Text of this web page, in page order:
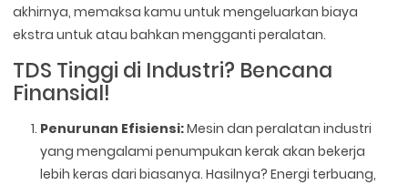
akhirnya, memaksa kamu untuk mengeluarkan biaya
ekstra untuk atau bahkan mengganti peralatan.
TDS Tinggi di Industri? Bencana
Finansial!
Penurunan Efisiensi:Mesin dan peralatan industri
yang mengalami penumpukan kerak akan bekerja
lebih keras dari biasanya. Hasilnya? Energi terbuang,